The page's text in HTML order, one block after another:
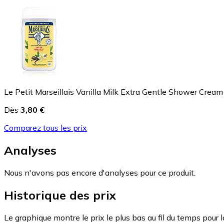
Le Petit Marseillais Vanilla Milk Extra Gentle Shower
Dès 3,80 €
Comparez tous les prix
Analyses
Nous n'avons pas encore d'analyses pour ce produit.
Historique des prix
Le graphique montre le prix le plus bas au fil du temps